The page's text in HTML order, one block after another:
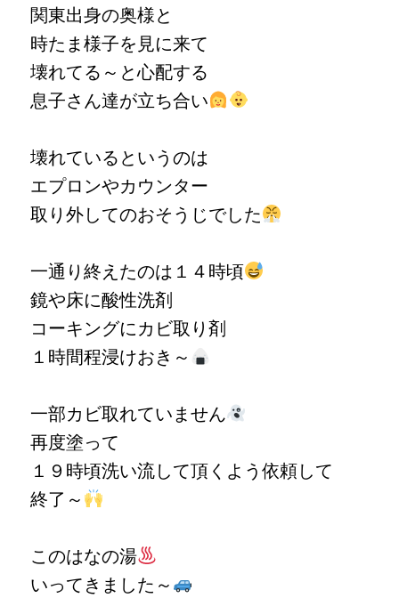
関東出身の奥様と
時たま様子を見に来て
壊れてる～と心配する
息子さん達が立ち合い
壊れているというのは
エプロンやカウンター
取り外してのおそうじでした
一通り終えたのは１４時頃
鏡や床に酸性洗剤
コーキングにカビ取り剤
１時間程浸けおき～
一部カビ取れていません
再度塗って
１９時頃洗い流して頂くよう依頼して
終了～
このはなの湯
いってきました～